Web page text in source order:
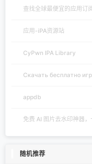
查找全球最便宜的应用订
应用-iPA资源站
CyPwn IPA Library
Скачать бесплатно
appdb
免费 AI 图片去水印神器
随机推荐